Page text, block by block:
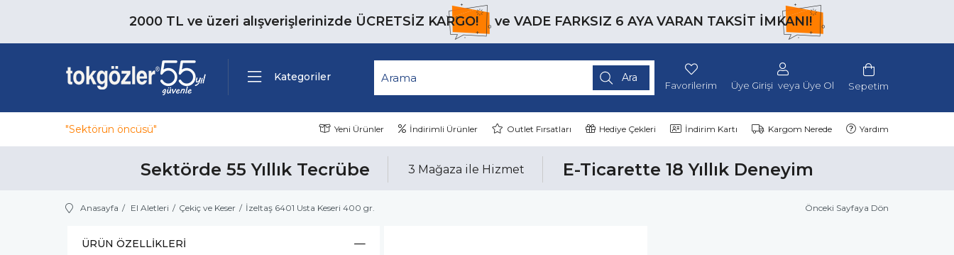
2000 TL ve üzeri alışverişlerinizde ÜCRETSİZ KARGO! ve VADE FARKSIZ 6 AYA VARAN TAKSİT İMKANI!
Kategoriler
Sepetim
Üye Girişi Üye Ol
Favorilerim
"Sektörün öncüsü" Yeni Ürünler İndirimli Ürünler Outlet Fırsatları Hediye Çekleri İndirim Kartı Kargom Nerede Yardım
Sektörde 55 Yıllık Tecrübe 3 Mağaza ile Hizmet E-Ticarette 18 Yıllık Deneyim
Anasayfa El Aletleri Çekiç ve Keser İzeltaş 6401 Usta Keseri 400 gr. Önceki Sayfaya Dön
ÜRÜN ÖZELLIKLERI